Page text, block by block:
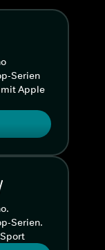
Serien
Apple
Serien.